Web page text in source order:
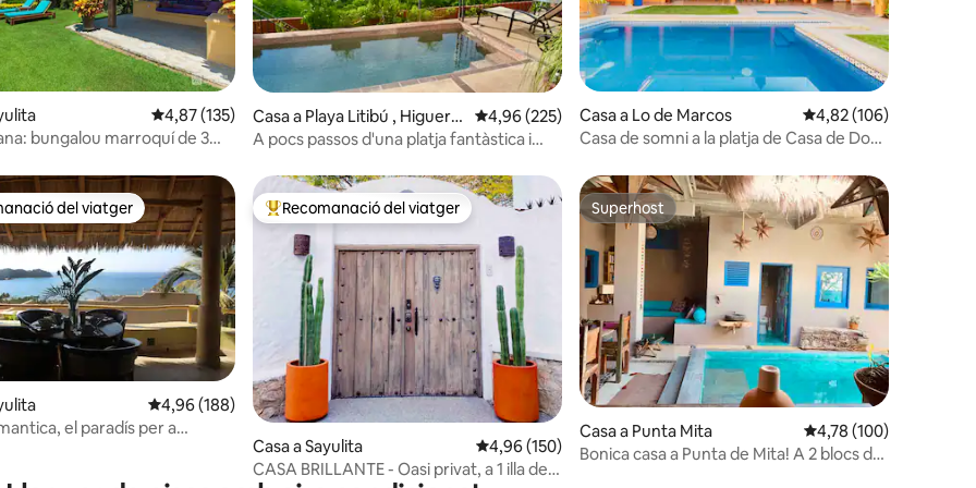
d'un total de 5; 113 avaluacions4,87 de puntuació mitjana d'un total de 5; 135 avaluacions
4,87 (135)
bungalou marroquí de 3
Casa a Playa Litibú , Higuera
Blanca, Punta Mita
4,96 de puntuació mitjana d'un total de 5; 225 avaluacions
4,96 (225)
A pocs passos d'una platja fantàstica i
Casa a Lo de Marcos 4,82 de puntuació
4,82 (106)
Casa de somni a la platja de Casa de Don
d'un total de 5; 151 avaluacions
recomanacions dels viatgers
del viatger
4,96 de puntuació mitjana d'un total de 5; 188 avaluacions
4,96 (188)
el paradís per a
Principals recomanacions dels viatgers
Recomanació del viatger
Casa a Sayulita 4,96 de puntuació mitjana d'un total de 5; 150 avaluacions
4,96 (150)
CASA BRILLANTE - Oasi privat, a 1 illa de
Superhost
Superhost
Casa a Punta Mita 4,78 de puntuació
4,78 (100)
Bonica casa a Punta de Mita! A 2 blocs de